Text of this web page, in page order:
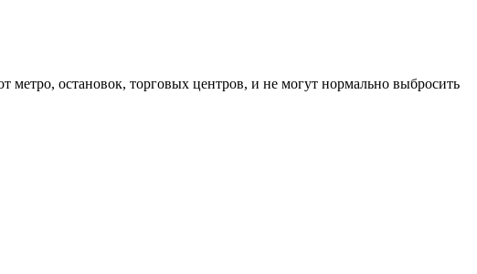
остановок, торговых центров, и не могут нормально выбросить